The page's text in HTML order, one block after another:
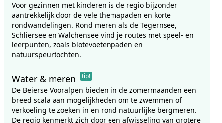
Voor gezinnen met kinderen is de regio bijzonder
aantrekkelijk door de vele themapaden en korte
rondwandelingen. Rond meren als de Tegernsee,
Schliersee en Walchensee vind je routes met speel- en
leerpunten, zoals blotevoetenpaden en
natuurspeurtochten.
Water & meren tip!
De Beierse Vooralpen bieden in de zomermaanden een
breed scala aan mogelijkheden om te zwemmen of
verkoeling te zoeken in en rond natuurlijke bergmeren.
De regio kenmerkt zich door een afwisseling van grotere